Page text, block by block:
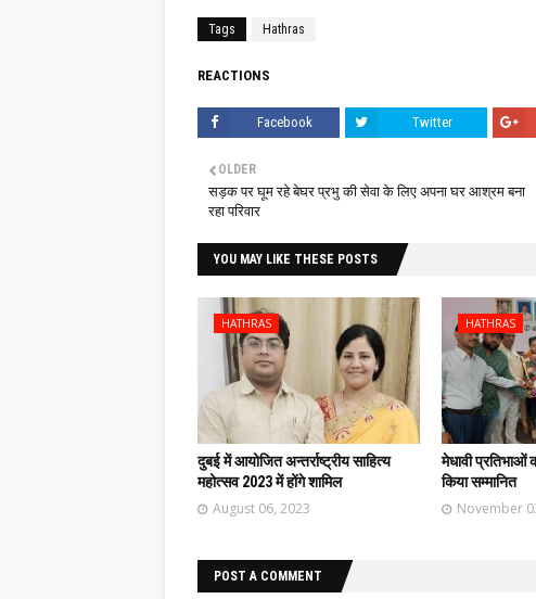
Tags Hathras
REACTIONS
Facebook Twitter
OLDER
सड़क पर घूम रहे बेघर प्रभु की सेवा के लिए अपना घर आश्रम बना
रहा परिवार
YOU MAY LIKE THESE POSTS
HATHRAS
दुबई में आयोजित अन्तर्राष्ट्रीय साहित्य
महोत्सव 2023 में होंगे शामिल
August 06, 2023
HATHRAS
मेधावी प्रतिभाओं
किया सम्मानित
November
POST A COMMENT